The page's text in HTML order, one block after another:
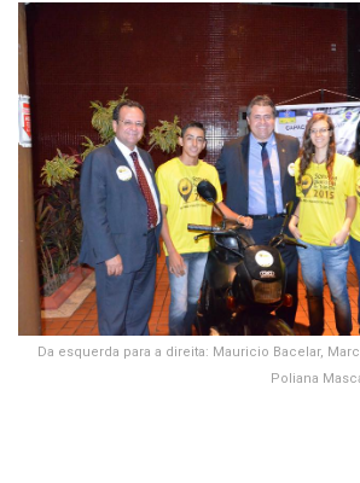
Da esquerda para a direita: Mauricio Bacelar,
Poliana